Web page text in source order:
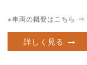
※車両の概要はこちら ⇒
詳しく見る